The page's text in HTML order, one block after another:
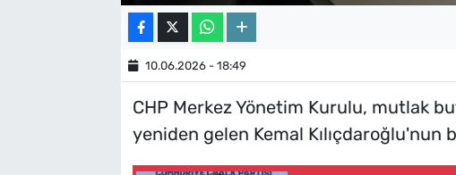
10.06.2026 - 18:49
CHP Merkez Yönetim Kurulu, mutlak
yeniden gelen Kemal Kılıçdaroğlu'nun